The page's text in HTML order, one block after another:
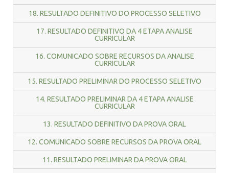
18. RESULTADO DEFINITIVO DO PROCESSO SELETIVO
17. RESULTADO DEFINITIVO DA 4 ETAPA ANALISE
CURRICULAR
16. COMUNICADO SOBRE RECURSOS DA ANALISE
CURRICULAR
15. RESULTADO PRELIMINAR DO PROCESSO SELETIVO
14. RESULTADO PRELIMINAR DA 4 ETAPA ANALISE
CURRICULAR
13. RESULTADO DEFINITIVO DA PROVA ORAL
12. COMUNICADO SOBRE RECURSOS DA PROVA ORAL
11. RESULTADO PRELIMINAR DA PROVA ORAL